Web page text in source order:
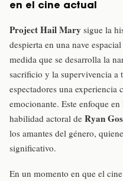
en el cine actual
Project Hail Mary sigue la
despierta en una nave
medida que se desarrolla la
sacrificio y la supervivencia a
espectadores una
emocionante. Este enfoque
habilidad actoral de Ryan
los amantes del género,
significativo.
En un momento en que el